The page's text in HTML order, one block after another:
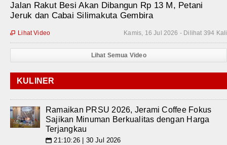
Jalan Rakut Besi Akan Dibangun Rp 13 M, Petani
Jeruk dan Cabai Silimakuta Gembira
Kamis, 16 Jul 2026 - Dilihat 394 Kali
 Lihat Video
Lihat Semua Video
KULINER
Ramaikan PRSU 2026, Jerami Coffee Fokus
Sajikan Minuman Berkualitas dengan Harga
Terjangkau
📅 21:10:26 | 30 Jul 2026